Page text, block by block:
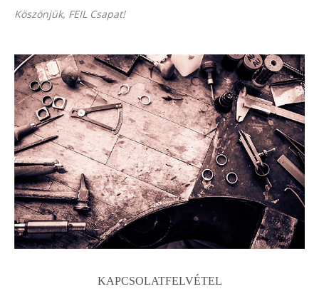
Köszönjük, FEIL Csapat!
KAPCSOLATFELVÉTEL